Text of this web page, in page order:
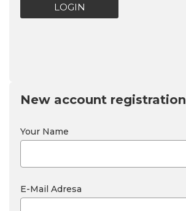
LOGIN
New account registration
Your Name
E-Mail Adresa